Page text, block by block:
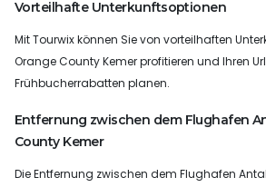
Vorteilhafte Unterkunftsoptionen
Mit Tourwix können Sie von vorteilhaften
Orange County Kemer profitieren und Ihren
Frühbucherrabatten planen.
Entfernung zwischen dem Flughafen
County Kemer
Die Entfernung zwischen dem Flughafen